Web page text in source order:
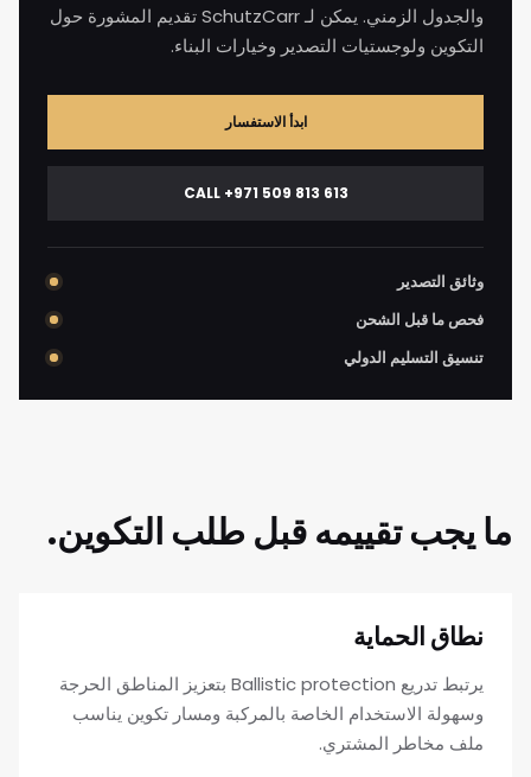
والجدول الزمني. يمكن لـ SchutzCarr تقديم المشورة حول
التكوين ولوجستيات التصدير وخيارات البناء.
ابدأ الاستفسار
CALL +971 509 813 613
وثائق التصدير
فحص ما قبل الشحن
تنسيق التسليم الدولي
ما يجب تقييمه قبل طلب التكوين.
نطاق الحماية
يرتبط تدريع Ballistic protection بتعزيز المناطق الحرجة
وسهولة الاستخدام الخاصة بالمركبة ومسار تكوين يناسب
ملف مخاطر المشتري.